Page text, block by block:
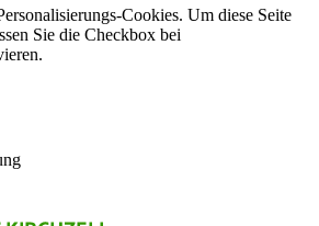
Cookies. Um diese Seite
Sie die Checkbox bei